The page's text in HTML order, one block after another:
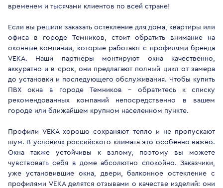
временем и тысячами клиентов по всей стране!
Если вы решили заказать остекление для дома, квартиры или
офиса в городе Темников, стоит обратить внимание на
оконные компании, которые работают с профилями бренда
VEKA. Наши партнёры монтируют окна качественно,
аккуратно и в срок, они предлагают полный цикл от замера
до установки и последующего обслуживания. Чтобы купить
ПВХ окна в городе Темников - обратитесь к списку
рекомендованных компаний непосредственно в вашем
городе или ближайшем крупном населенном пункте.
Профили VEKA хорошо сохраняют тепло и не пропускают
шум. В условиях российского климата это особенно важно.
Окна также устойчивы к взлому, поэтому вы можете
чувствовать себя в доме абсолютно спокойно. Заказчики,
уже установившие окна, двери, балконное остекление с
профилями VEKA делятся отзывами о качестве изделий: они